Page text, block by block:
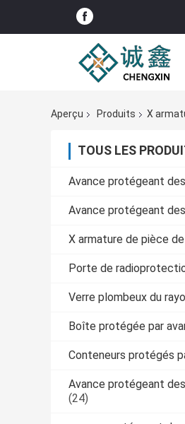
Aperçu Produits X
TOUS LES
Avance protégeant
Avance protégeant
X armature de pièce
Porte de
Verre plombeux du
Boîte protégée par
Conteneurs protégés
Avance protégeant
(24)